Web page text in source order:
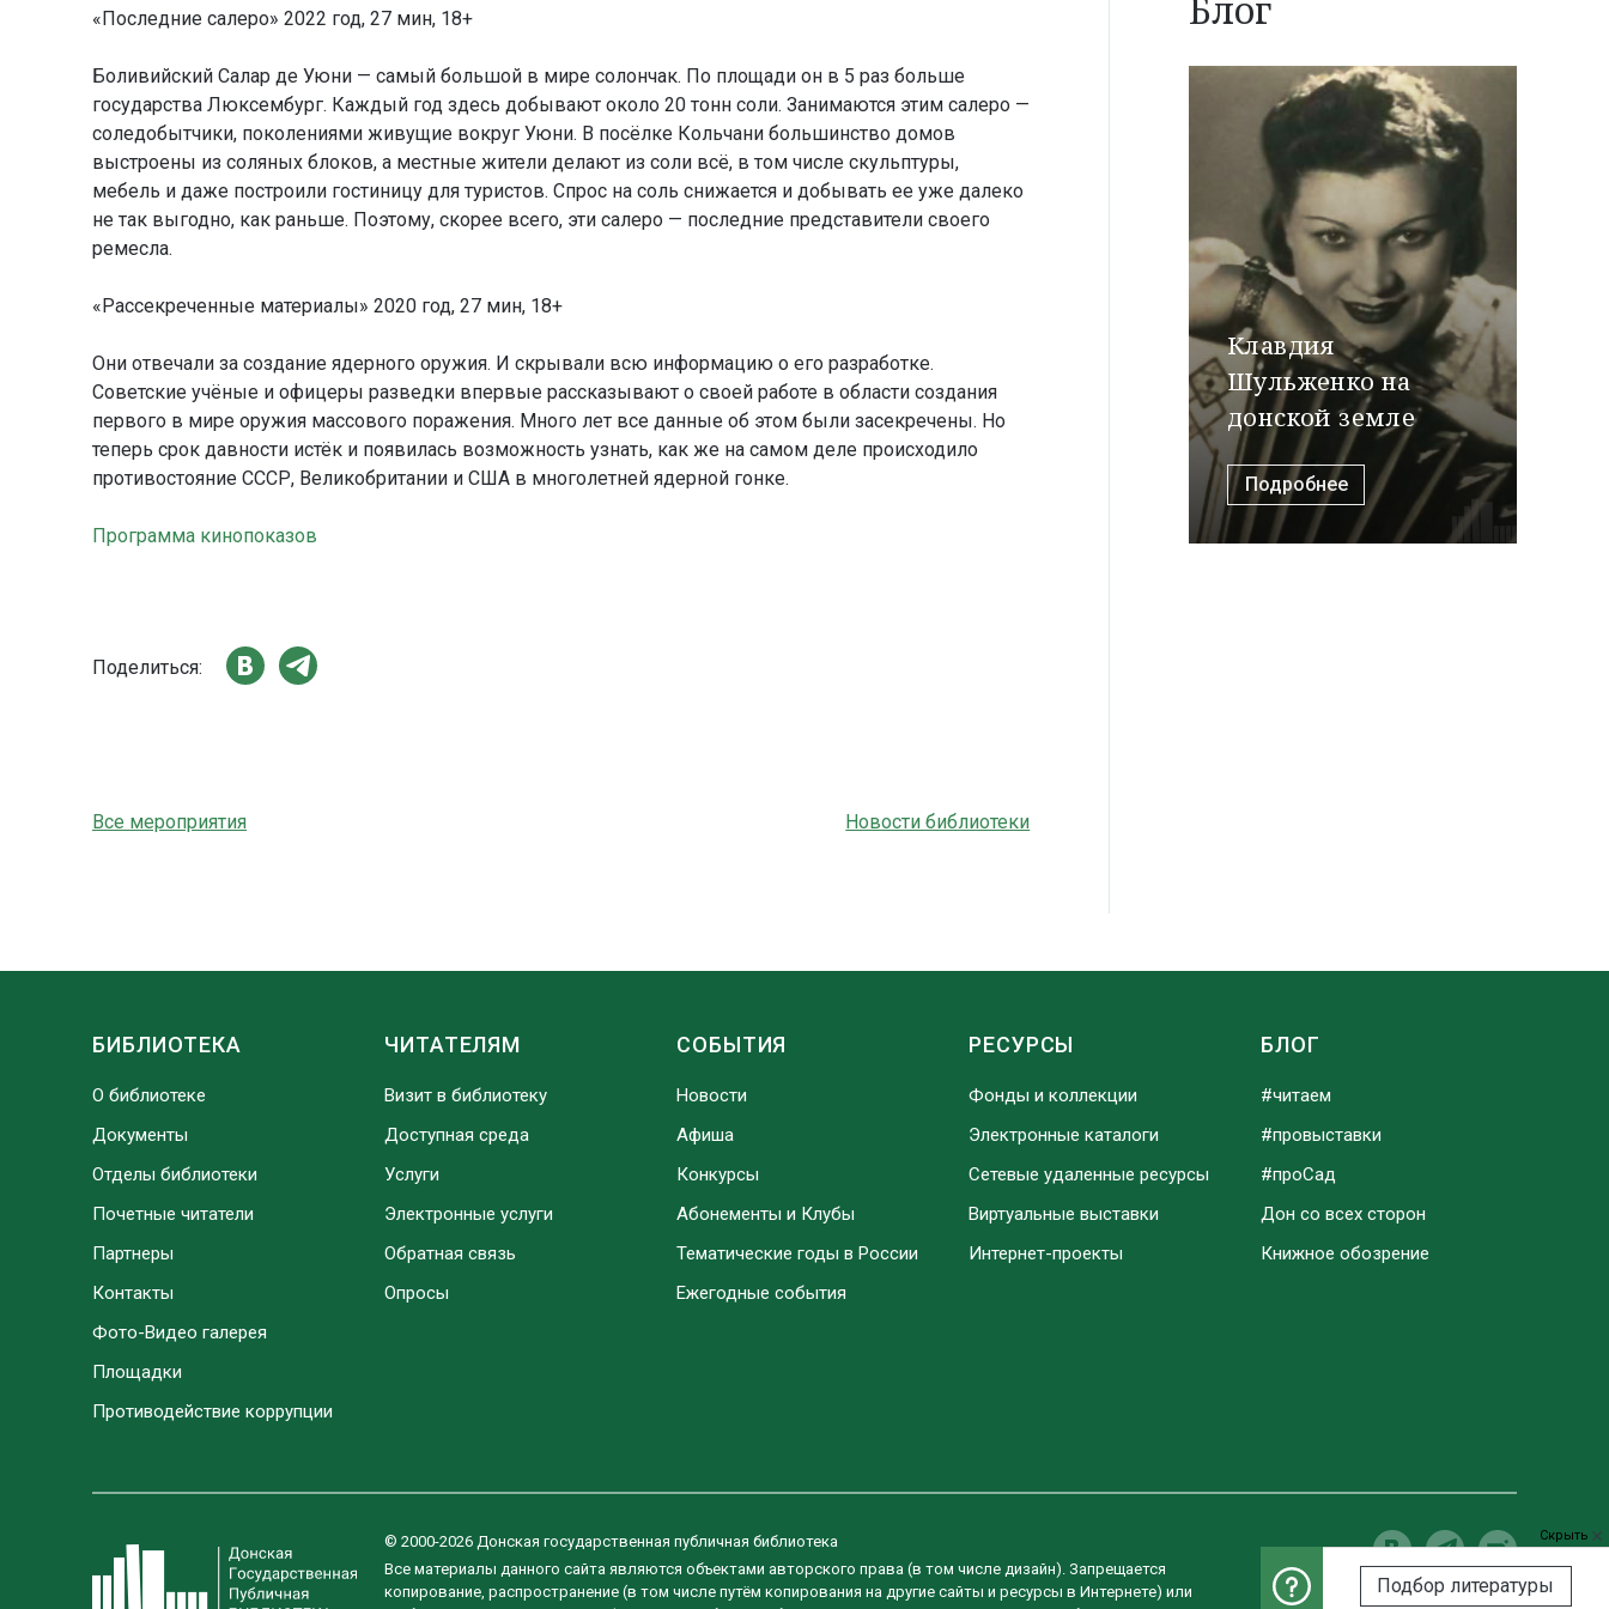
«Последние салеро» 2022 год, 27 мин, 18+
Боливийский Салар де Уюни — самый большой в мире солончак. По площади он в 5 раз больше
государства Люксембург. Каждый год здесь добывают около 20 тонн соли. Занимаются этим салеро —
соледобытчики, поколениями живущие вокруг Уюни. В посёлке Кольчани большинство домов
выстроены из соляных блоков, а местные жители делают из соли всё, в том числе скульптуры,
мебель и даже построили гостиницу для туристов. Спрос на соль снижается и добывать ее уже далеко
не так выгодно, как раньше. Поэтому, скорее всего, эти салеро — последние представители своего
ремесла.
«Рассекреченные материалы» 2020 год, 27 мин, 18+
Они отвечали за создание ядерного оружия. И скрывали всю информацию о его разработке.
Советские учёные и офицеры разведки впервые рассказывают о своей работе в области создания
первого в мире оружия массового поражения. Много лет все данные об этом были засекречены. Но
теперь срок давности истёк и появилась возможность узнать, как же на самом деле происходило
противостояние СССР, Великобритании и США в многолетней ядерной гонке.
Программа кинопоказов
Поделиться:
Все мероприятия Новости библиотеки
Клавдия
Шульженко на
донской земле
Подробнее
Скрыть
Подбор литературы
БИБЛИОТЕКА
О библиотеке
Документы
Отделы библиотеки
Почетные читатели
Партнеры
Контакты
Фото-Видео галерея
Площадки
Противодействие коррупции
ЧИТАТЕЛЯМ
Визит в библиотеку
Доступная среда
Услуги
Электронные услуги
Обратная связь
Опросы
СОБЫТИЯ
Новости
Афиша
Конкурсы
Абонементы и Клубы
Тематические годы в России
Ежегодные события
РЕСУРСЫ
Фонды и коллекции
Электронные каталоги
Сетевые удаленные ресурсы
Виртуальные выставки
Интернет-проекты
БЛОГ
#читаем
#провыставки
#проСад
Дон со всех сторон
Книжное обозрение
© 2000-2026 Донская государственная публичная библиотека
Все материалы данного сайта являются объектами авторского права (в том числе дизайн). Запрещается
копирование, распространение (в том числе путём копирования на другие сайты и ресурсы в Интернете) или
Разработка сайта